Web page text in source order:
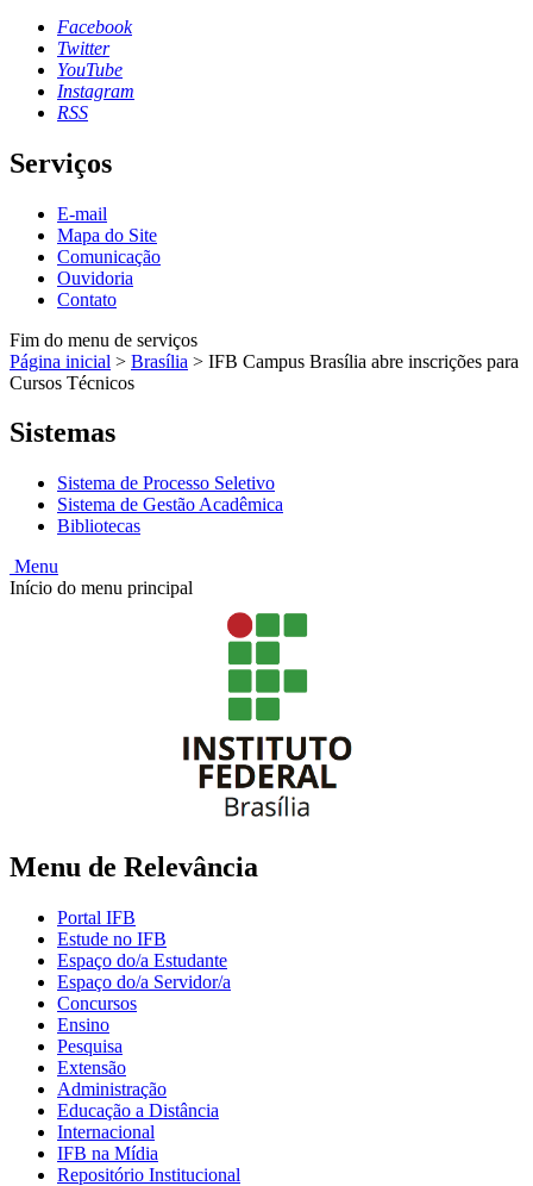
Facebook
Twitter
YouTube
Instagram
RSS
Serviços
E-mail
Mapa do Site
Comunicação
Ouvidoria
Contato
Fim do menu de serviços
Página inicial > Brasília > IFB Campus Brasília abre inscrições para
Cursos Técnicos
Sistemas
Sistema de Processo Seletivo
Sistema de Gestão Acadêmica
Bibliotecas
Menu
Início do menu principal
Menu de Relevância
Portal IFB
Estude no IFB
Espaço do/a Estudante
Espaço do/a Servidor/a
Concursos
Ensino
Pesquisa
Extensão
Administração
Educação a Distância
Internacional
IFB na Mídia
Repositório Institucional